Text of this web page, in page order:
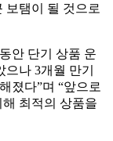
보탬이 될 것으로
안 단기 상품 운
나 3개월 만기
졌다”며 “앞으로
최적의 상품을